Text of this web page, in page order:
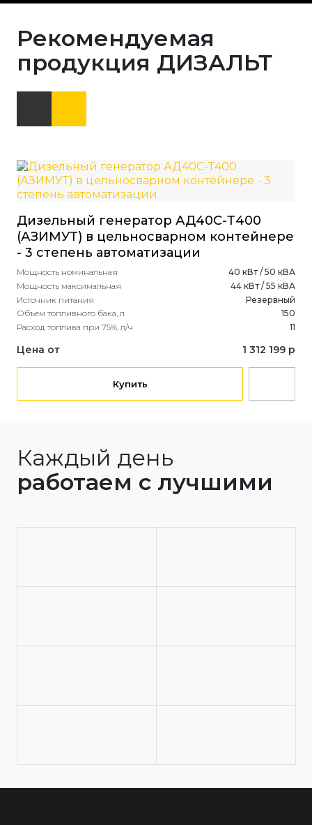
Рекомендуемая
продукция ДИЗАЛЬТ
Дизельный генератор АД40С-Т400
(АЗИМУТ) в цельносварном контейнере
- 3 степень автоматизации
Мощность номинальная
40 кВт / 50 кВА
Мощность максимальная
44 кВт / 55 кВА
Источник питания
Резервный
Объем топливного бака, л
150
Расход топлива при 75%, л/ч
11
Цена от 1 312 199 р
Купить
Каждый день
работаем с лучшими